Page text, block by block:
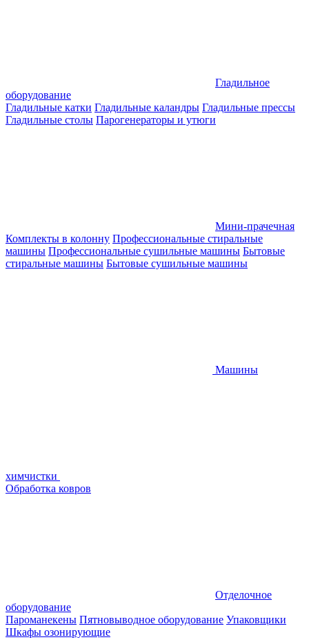
Гладильное
оборудование
Гладильные катки Гладильные каландры Гладильные прессы
Гладильные столы Парогенераторы и утюги
Мини-прачечная
Комплекты в колонну Профессиональные стиральные
машины Профессиональные сушильные машины Бытовые
стиральные машины Бытовые сушильные машины
Машины
химчистки
Обработка ковров
Отделочное
оборудование
Пароманекены Пятновыводное оборудование Упаковщики
Шкафы озонирующие